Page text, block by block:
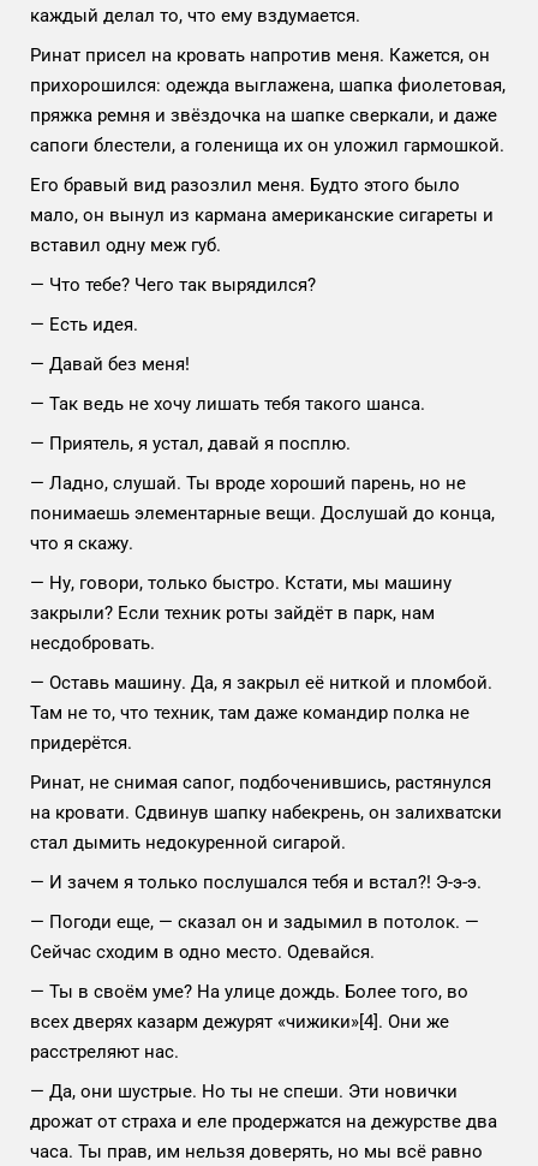
каждый делал то, что ему вздумается.
Ринат присел на кровать напротив меня. Кажется, он
прихорошился: одежда выглажена, шапка фиолетовая,
пряжка ремня и звёздочка на шапке сверкали, и даже
сапоги блестели, а голенища их он уложил гармошкой.
Его бравый вид разозлил меня. Будто этого было
мало, он вынул из кармана американские сигареты и
вставил одну меж губ.
— Что тебе? Чего так вырядился?
— Есть идея.
— Давай без меня!
— Так ведь не хочу лишать тебя такого шанса.
— Приятель, я устал, давай я посплю.
— Ладно, слушай. Ты вроде хороший парень, но не
понимаешь элементарные вещи. Дослушай до конца,
что я скажу.
— Ну, говори, только быстро. Кстати, мы машину
закрыли? Если техник роты зайдёт в парк, нам
несдобровать.
— Оставь машину. Да, я закрыл её ниткой и пломбой.
Там не то, что техник, там даже командир полка не
придерётся.
Ринат, не снимая сапог, подбоченившись, растянулся
на кровати. Сдвинув шапку набекрень, он залихватски
стал дымить недокуренной сигарой.
— И зачем я только послушался тебя и встал?! Э-э-э.
— Погоди еще, — сказал он и задымил в потолок. —
Сейчас сходим в одно место. Одевайся.
— Ты в своём уме? На улице дождь. Более того, во
всех дверях казарм дежурят «чижики»[4]. Они же
расстреляют нас.
— Да, они шустрые. Но ты не спеши. Эти новички
дрожат от страха и еле продержатся на дежурстве два
часа. Ты прав, им нельзя доверять, но мы всё равно